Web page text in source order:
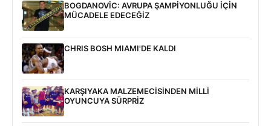
BOGDANOVİC: AVRUPA ŞAMPİYONLUĞU İÇİN
MÜCADELE EDECEĞİZ
CHRIS BOSH MIAMI'DE KALDI
KARŞIYAKA MALZEMECİSİNDEN MİLLİ
OYUNCUYA SÜRPRİZ